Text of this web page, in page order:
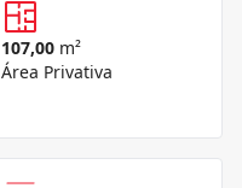
107,00 m²
Área Privativa